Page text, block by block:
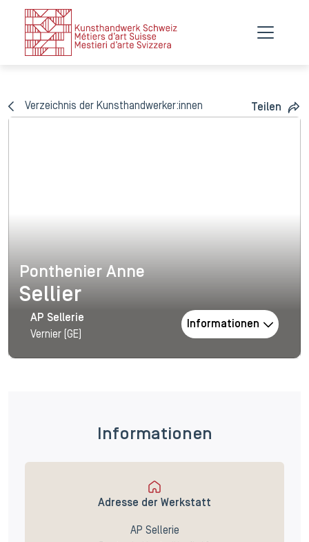
Verzeichnis der Kunsthandwerker:innen Teilen
Ponthenier Anne
Ponthenier Anne
Sellier
AP Sellerie
Vernier (GE)
Informationen
Informationen
Adresse der Werkstatt
AP Sellerie